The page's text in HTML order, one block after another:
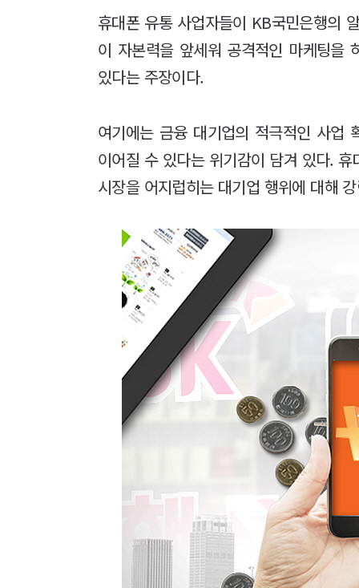
휴대폰 유통 사업자들이 KB국민은행의
이 자본력을 앞세워 공격적인 마케팅을
있다는 주장이다.
여기에는 금융 대기업의 적극적인 사업
이어질 수 있다는 위기감이 담겨 있다.
시장을 어지럽히는 대기업 행위에 대해